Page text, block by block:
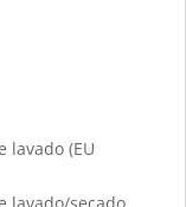
lavado (EU